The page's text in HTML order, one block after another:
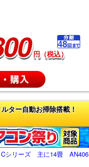
円（税込）
ター自動お掃除搭載！
シリーズ 主に14畳 AN406